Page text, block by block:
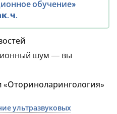
обучение»
ч.
шум — вы
«Оториноларингология»
ультразвуковых